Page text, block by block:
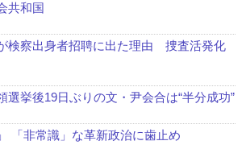
共和国
検察出身者招聘に出た理由 捜査活発化
選挙後19日ぶりの文・尹会合は“半分成功”
「非常識」な革新政治に歯止め